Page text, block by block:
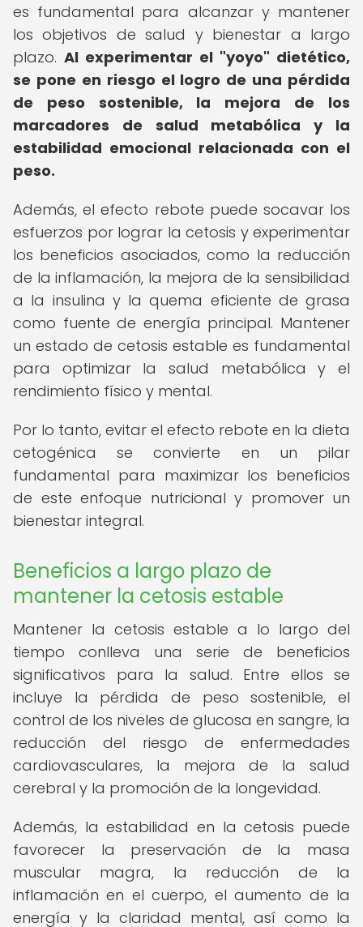
es fundamental para alcanzar y mantener
los objetivos de salud y bienestar a largo
plazo. Al experimentar el "yoyo" dietético,
se pone en riesgo el logro de una pérdida
de peso sostenible, la mejora de los
marcadores de salud metabólica y la
estabilidad emocional relacionada con el
peso.
Además, el efecto rebote puede socavar los
esfuerzos por lograr la cetosis y experimentar
los beneficios asociados, como la reducción
de la inflamación, la mejora de la sensibilidad
a la insulina y la quema eficiente de grasa
como fuente de energía principal. Mantener
un estado de cetosis estable es fundamental
para optimizar la salud metabólica y el
rendimiento físico y mental.
Por lo tanto, evitar el efecto rebote en la dieta
cetogénica se convierte en un pilar
fundamental para maximizar los beneficios
de este enfoque nutricional y promover un
bienestar integral.
Beneficios a largo plazo de
mantener la cetosis estable
Mantener la cetosis estable a lo largo del
tiempo conlleva una serie de beneficios
significativos para la salud. Entre ellos se
incluye la pérdida de peso sostenible, el
control de los niveles de glucosa en sangre, la
reducción del riesgo de enfermedades
cardiovasculares, la mejora de la salud
cerebral y la promoción de la longevidad.
Además, la estabilidad en la cetosis puede
favorecer la preservación de la masa
muscular magra, la reducción de la
inflamación en el cuerpo, el aumento de la
energía y la claridad mental, así como la